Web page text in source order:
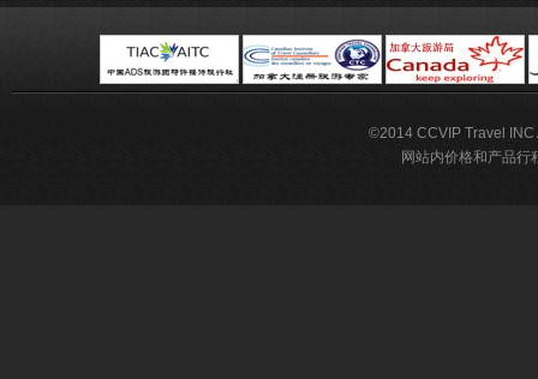
©2014 CCVIP Travel INC
网站内价格和产品行